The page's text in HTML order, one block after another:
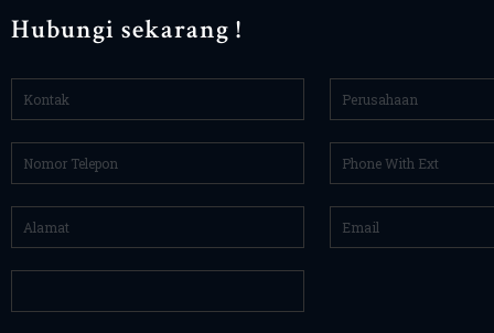
Hubungi sekarang !